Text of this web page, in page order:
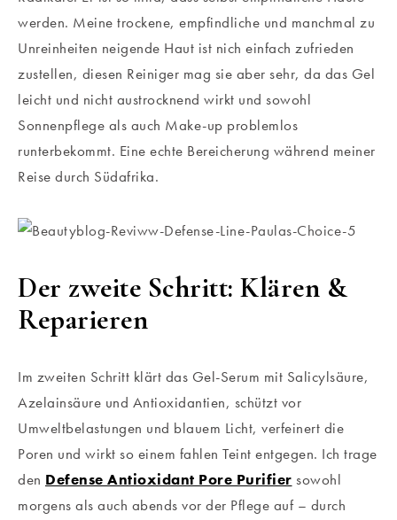
werden. Meine trockene, empfindliche und manchmal zu
Unreinheiten neigende Haut ist nich einfach zufrieden
zustellen, diesen Reiniger mag sie aber sehr, da das Gel
leicht und nicht austrocknend wirkt und sowohl
Sonnenpflege als auch Make-up problemlos
runterbekommt. Eine echte Bereicherung während meiner
Reise durch Südafrika.
Der zweite Schritt: Klären &
Reparieren
Im zweiten Schritt klärt das Gel-Serum mit Salicylsäure,
Azelainsäure und Antioxidantien, schützt vor
Umweltbelastungen und blauem Licht, verfeinert die
Poren und wirkt so einem fahlen Teint entgegen. Ich trage
den Defense Antioxidant Pore Purifier sowohl
morgens als auch abends vor der Pflege auf – durch